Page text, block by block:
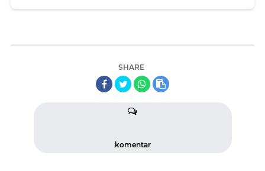
SHARE
komentar